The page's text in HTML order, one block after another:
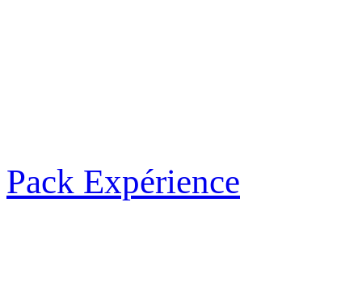
Pack Expérience